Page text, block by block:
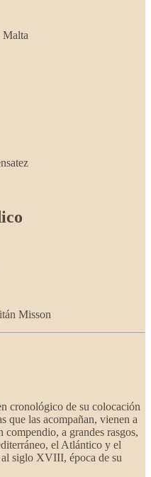
Malta
Misson
cronológico de su colocación
que las acompañan, vienen a
a grandes rasgos,
el Atlántico y el
siglo XVIII, época de su